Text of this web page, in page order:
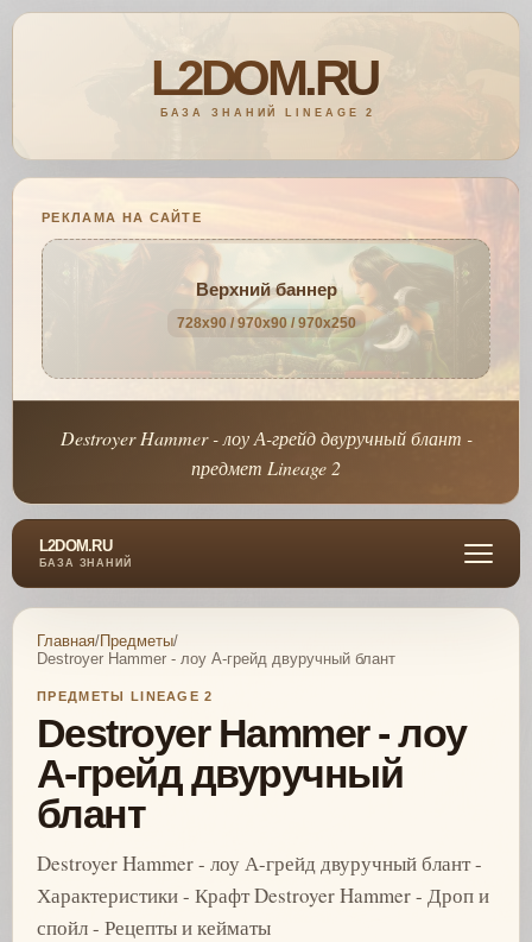
РЕКЛАМА НА САЙТЕ
Верхний баннер
728x90 / 970x90 / 970x250
Destroyer Hammer - лоу А-грейд двуручный блант -
предмет Lineage 2
L2DOM.RU
БАЗА ЗНАНИЙ
Главная/Предметы/
Destroyer Hammer - лоу А-грейд двуручный блант
ПРЕДМЕТЫ LINEAGE 2
Destroyer Hammer - лоу
А-грейд двуручный
блант
Destroyer Hammer - лоу А-грейд двуручный блант -
Характеристики - Крафт Destroyer Hammer - Дроп и
спойл - Рецепты и кейматы